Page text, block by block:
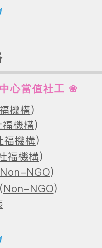
心當值社工 ❀
機構)
機構)
福機構)
福機構)
NGO)
NGO)